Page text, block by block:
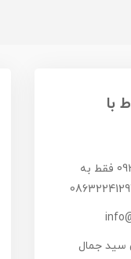
با
09351815358 فقط به
سید جمال